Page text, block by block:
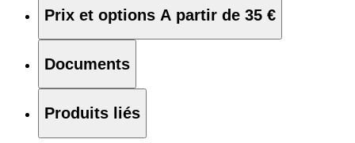
Prix et options A partir de 35 €
Documents
Produits liés